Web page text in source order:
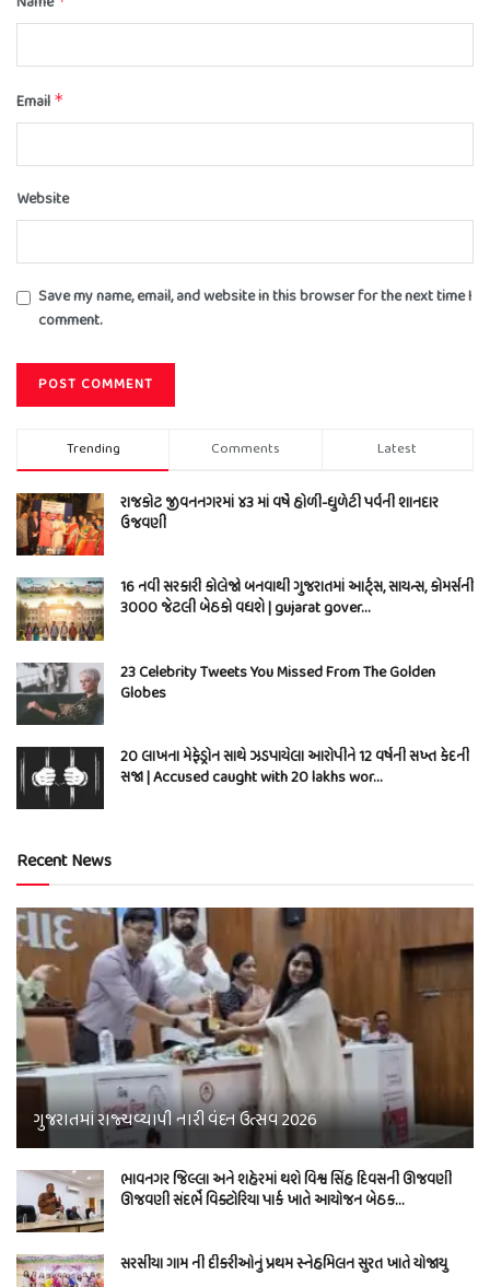
Email *
Website
Save my name, email, and website in this browser for the next time I
comment.
Trending Comments Latest
રાજકોટ જીવનનગરમાં ૪૩ માં વર્ષે હોળી-ધુળેટી પર્વની શાનદાર
ઉજવણી
16 નવી સરકારી કોલેજો બનવાથી ગુજરાતમાં આર્ટ્સ, સાયન્સ, કોમર્સની
3000 જેટલી બેઠકો વધશે | gujarat gover…
23 Celebrity Tweets You Missed From The Golden
Globes
20 લાખના મેફેડ્રોન સાથે ઝડપાયેલા આરોપીને 12 વર્ષની સખ્ત કેદની
સજા | Accused caught with 20 lakhs wor…
Recent News
ગુજરાતમાં રાજ્યવ્યાપી નારી વંદન ઉત્સવ 2026
ભાવનગર જિલ્લા અને શહેરમાં થશે વિશ્વ સિંહ દિવસની ઊજવણી
ઊજવણી સંદર્ભે વિક્ટોરિયા પાર્ક ખાતે આયોજન બેઠક…
સરસીયા ગામ ની દીકરીઓનું પ્રથમ સ્નેહમિલન સુરત ખાતે યોજાયુ